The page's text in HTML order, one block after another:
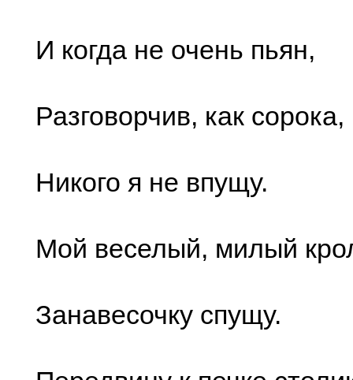
И когда не очень пьян,
Разговорчив, как сорока,
Никого я не впущу.
Мой веселый, милый
Занавесочку спущу.